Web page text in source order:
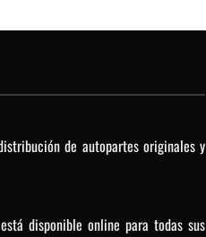
de autopartes originales y
disponible online para todas sus